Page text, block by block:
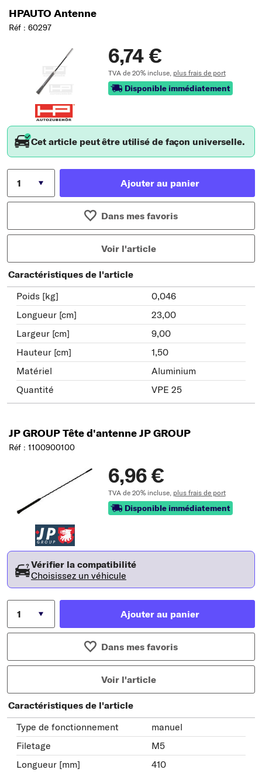
HPAUTO Antenne
Réf : 60297
6,74 €
TVA de 20% incluse, plus frais de port
Disponible immédiatement
Cet article peut être utilisé de façon universelle.
Ajouter au panier
Dans mes favoris
Voir l'article
Caractéristiques de l'article
Poids [kg]
0,046
Longueur [cm]
23,00
Largeur [cm]
9,00
Hauteur [cm]
1,50
Matériel
Aluminium
Quantité
VPE 25
JP GROUP Tête d'antenne JP GROUP
Réf : 1100900100
6,96 €
TVA de 20% incluse, plus frais de port
Disponible immédiatement
Vérifier la compatibilité
Choisissez un véhicule
Ajouter au panier
Dans mes favoris
Voir l'article
Caractéristiques de l'article
Type de fonctionnement
manuel
Filetage
M5
Longueur [mm]
410